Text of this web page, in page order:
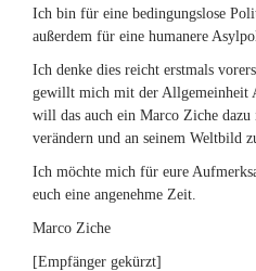
Ich bin für eine bedingungslose
außerdem für eine humanere
Ich denke dies reicht erstmals
gewillt mich mit der Allgemeinheit
will das auch ein Marco Ziche
verändern und an seinem Weltbild
Ich möchte mich für eure
euch eine angenehme Zeit.
Marco Ziche
[Empfänger gekürzt]